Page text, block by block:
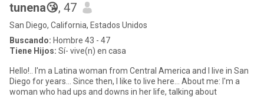
tunena😘, 47
San Diego, California, Estados Unidos
Buscando: Hombre 43 - 47
Tiene Hijos: Sí- vive(n) en casa
Hello!.. I'm a Latina woman from Central America and I live in San
Diego for years... Since then, I like to live here... About me: I'm a
woman who had ups and downs in her life, talking about